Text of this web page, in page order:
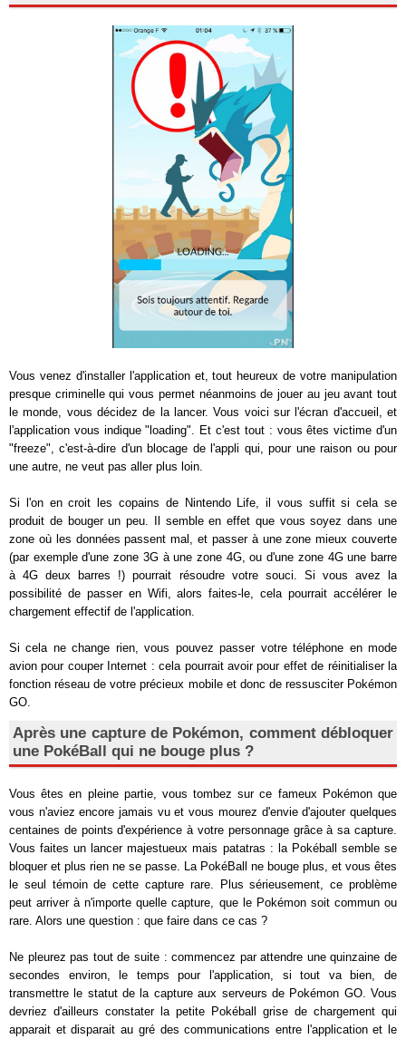
Vous venez d'installer l'application et, tout heureux de votre manipulation
presque criminelle qui vous permet néanmoins de jouer au jeu avant tout
le monde, vous décidez de la lancer. Vous voici sur l'écran d'accueil, et
l'application vous indique "loading". Et c'est tout : vous êtes victime d'un
"freeze", c'est-à-dire d'un blocage de l'appli qui, pour une raison ou pour
une autre, ne veut pas aller plus loin.
Si l'on en croit les copains de Nintendo Life, il vous suffit si cela se
produit de bouger un peu. Il semble en effet que vous soyez dans une
zone où les données passent mal, et passer à une zone mieux couverte
(par exemple d'une zone 3G à une zone 4G, ou d'une zone 4G une barre
à 4G deux barres !) pourrait résoudre votre souci. Si vous avez la
possibilité de passer en Wifi, alors faites-le, cela pourrait accélérer le
chargement effectif de l'application.
Si cela ne change rien, vous pouvez passer votre téléphone en mode
avion pour couper Internet : cela pourrait avoir pour effet de réinitialiser la
fonction réseau de votre précieux mobile et donc de ressusciter Pokémon
GO.
Après une capture de Pokémon, comment débloquer
une PokéBall qui ne bouge plus ?
Vous êtes en pleine partie, vous tombez sur ce fameux Pokémon que
vous n'aviez encore jamais vu et vous mourez d'envie d'ajouter quelques
centaines de points d'expérience à votre personnage grâce à sa capture.
Vous faites un lancer majestueux mais patatras : la Pokéball semble se
bloquer et plus rien ne se passe. La PokéBall ne bouge plus, et vous êtes
le seul témoin de cette capture rare. Plus sérieusement, ce problème
peut arriver à n'importe quelle capture, que le Pokémon soit commun ou
rare. Alors une question : que faire dans ce cas ?
Ne pleurez pas tout de suite : commencez par attendre une quinzaine de
secondes environ, le temps pour l'application, si tout va bien, de
transmettre le statut de la capture aux serveurs de Pokémon GO. Vous
devriez d'ailleurs constater la petite Pokéball grise de chargement qui
apparait et disparait au gré des communications entre l'application et le